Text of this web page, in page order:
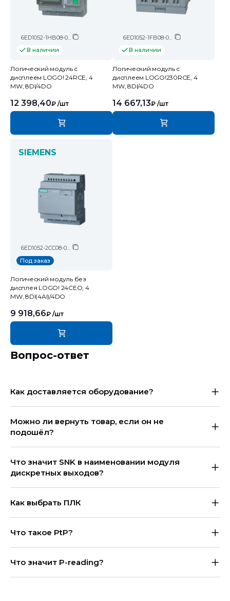
6ED1052-1HB08-0BA2
В наличии
Логический модуль c
дисплеем LOGO! 24RCE, 4
MW, 8DI/4DO
12 398,40₽ /шт
6ED1052-1FB08-0BA2
В наличии
Логический модуль c
дисплеем LOGO!230RCE, 4
MW, 8DI/4DO
14 667,13₽ /шт
SIEMENS
6ED1052-2CC08-0BA2
Под заказ
Логический модуль без
дисплея LOGO! 24CEO, 4
MW, 8DI(4AI)/4DO
9 918,66₽ /шт
Вопрос-ответ
Как доставляется оборудование?
Можно ли вернуть товар, если он не
подошёл?
Что значит SNK в наименовании модуля
дискретных выходов?
Как выбрать ПЛК
Что такое PtP?
Что значит P-reading?